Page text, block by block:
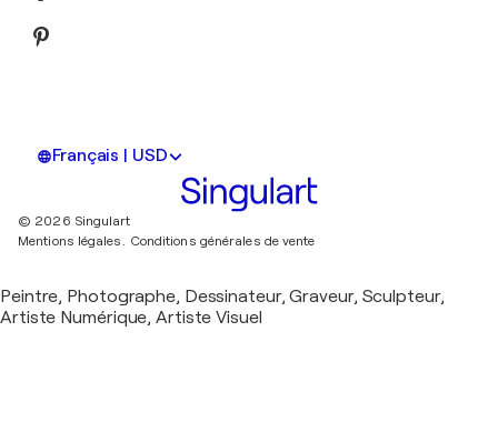
Français | USD
© 2026 Singulart
Mentions légales. Conditions générales de vente
Peintre, Photographe, Dessinateur, Graveur, Sculpteur,
Artiste Numérique, Artiste Visuel